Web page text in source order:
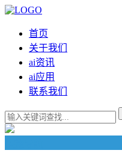
首页
关于我们
ai资讯
ai应用
联系我们